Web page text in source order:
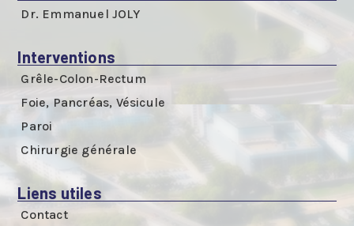
Dr. Emmanuel JOLY
Interventions
Grêle-Colon-Rectum
Foie, Pancréas, Vésicule
Paroi
Chirurgie générale
Liens utiles
Contact